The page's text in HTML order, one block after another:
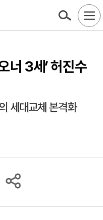
너 3세’ 허진수
세대교체 본격화